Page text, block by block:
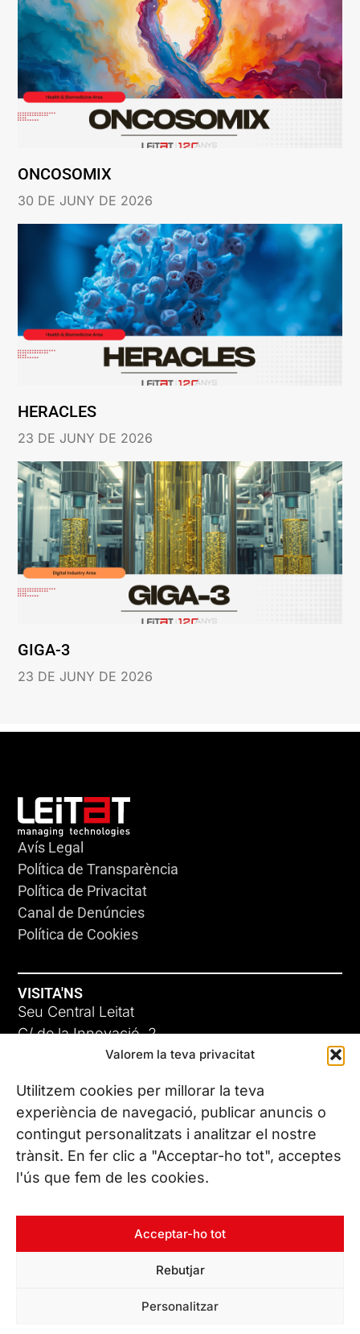
Valorem la teva privacitat
Utilitzem cookies per millorar la teva
experiència de navegació, publicar anuncis o
contingut personalitzats i analitzar el nostre
trànsit. En fer clic a "Acceptar-ho tot", acceptes
l'ús que fem de les cookies.
Acceptar-ho tot
Rebutjar
Personalitzar
ONCOSOMIX
30 DE JUNY DE 2026
HERACLES
23 DE JUNY DE 2026
GIGA-3
23 DE JUNY DE 2026
Avís Legal
Política de Transparència
Política de Privacitat
Canal de Denúncies
Política de Cookies
VISITA'NS
Seu Central Leitat
C/ de la Innovació, 2
08225 Terrassa, (Barcelona)
Coneix les nostres seus
CONTACTA’NS
Tel. (+34) 937 882 300